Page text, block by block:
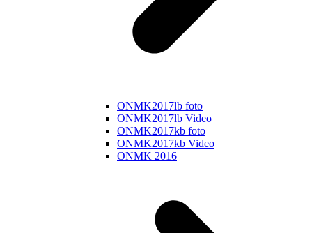
ONMK2017lb foto
ONMK2017lb Video
ONMK2017kb foto
ONMK2017kb Video
ONMK 2016